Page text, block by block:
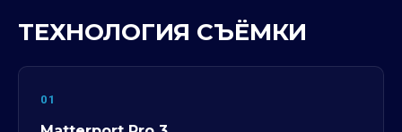
ТЕХНОЛОГИЯ СЪЁМКИ
01